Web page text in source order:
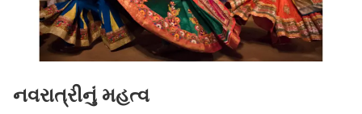
નવરાત્રીનું મહત્વ